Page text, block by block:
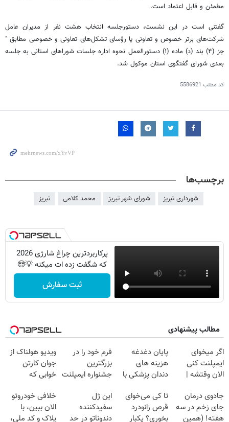
مطمئن و قابل اعتماد است.
گفتنی است در این نشست، دستورجلسه انتخاب هشت نفر از مدیران عامل
شرکت‌های برتر خصوص و تعاونی یا رؤسای تشکل‌های تعاونی و خصوصی مطابق "
جز (۴) بند (د) ماده (۱) دستورالعمل نحوه اداره جلسات شوراهای استانی به جلسه
بعدی شورای گفتگوی استان موکول شد.
کد مطلب 5586921
برچسب‌ها
شهرداری تبریز شورای شهر تبریز محمد کلامی تبریز
پرکاربردترین چراغ شارژی 2026
که شگفت زده ات میکنه 💡😍
ثبت سفارش
مطالب پیشنهادی
اگر میخوای
ایمپلنت کنی
الان وقتشه |
میلیون تومان!!!
پایان دغدغه
هزینه های
دندان پزشکی با
خانگی
فرم خود را در
بزرگترین
جشنواره ایمپلنت
فقط ۲۵ میلیون
ویدیو هولناک از
جوان کارتن
خوابی که
آموزش رایگان
جادوی درمان
جای زخم در سه
هفته! (همین
تا کی می‌خوای
قرص زانودرد
بخوری؟ یکبار
این ژل
سفیدکننده
دندوناتو در حد
خلافی خودروتو
الان ببین، با
پلاک و کد ملی،